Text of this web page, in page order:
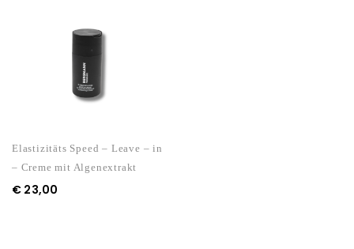
Elastizitäts Speed – Leave – in
– Creme mit Algenextrakt
€ 23,00